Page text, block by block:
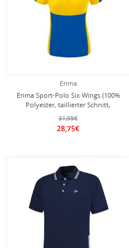
Erima
Erima Sport-Polo Six Wings (100%
Polyester, taillierter Schnitt,
schnelltrocknend) navyblau/gelb
Damen
31,95€
28,75€